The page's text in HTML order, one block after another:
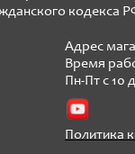
кодекса
Адрес
Время
Пн-Пт с 10
Политика